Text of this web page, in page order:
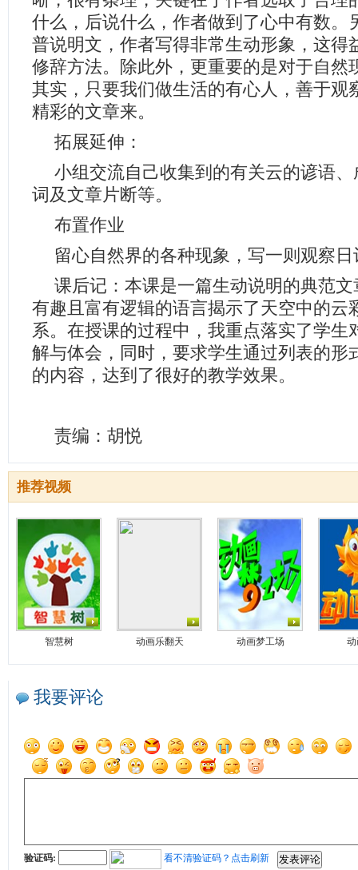
什么，后说什么，作者做到了心中有数。
普说明文，作者写得非常生动形象，这得
修辞方法。除此外，更重要的是对于自然
其实，只要我们做生活的有心人，善于观
精彩的文章来。
拓展延伸：
小组交流自己收集到的有关云的谚语
词及文章片断等。
布置作业
留心自然界的各种现象，写一则观察日
课后记：本课是一篇生动说明的典范
有趣且富有逻辑的语言揭示了天空中的云
系。在授课的过程中，我重点落实了学生
解与体会，同时，要求学生通过列表的形
的内容，达到了很好的教学效果。
责编：胡悦
推荐视频
智慧树 动画乐翻天 动画梦工场 动
我要评论
验证码: 看不清验证码？点击刷新